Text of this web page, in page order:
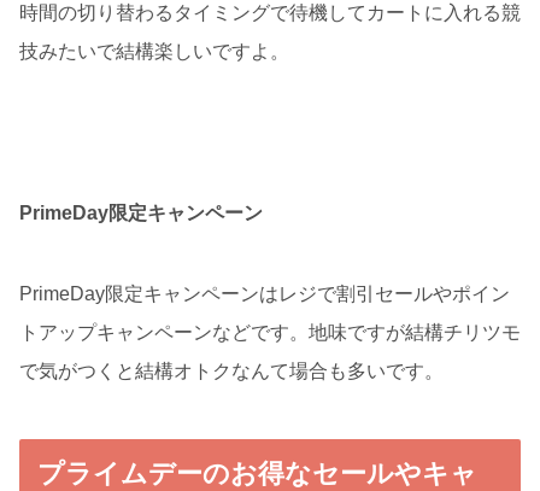
時間の切り替わるタイミングで待機してカートに入れる競
技みたいで結構楽しいですよ。
PrimeDay限定キャンペーン
PrimeDay限定キャンペーンはレジで割引セールやポイン
トアップキャンペーンなどです。地味ですが結構チリツモ
で気がつくと結構オトクなんて場合も多いです。
プライムデーのお得なセールやキャ